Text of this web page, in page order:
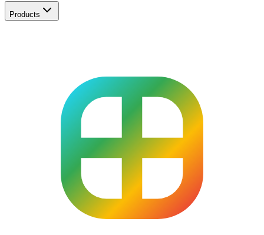
Products